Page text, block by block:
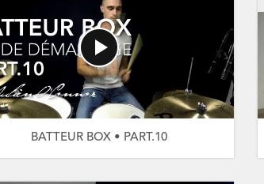
BATTEUR BOX • PART.10